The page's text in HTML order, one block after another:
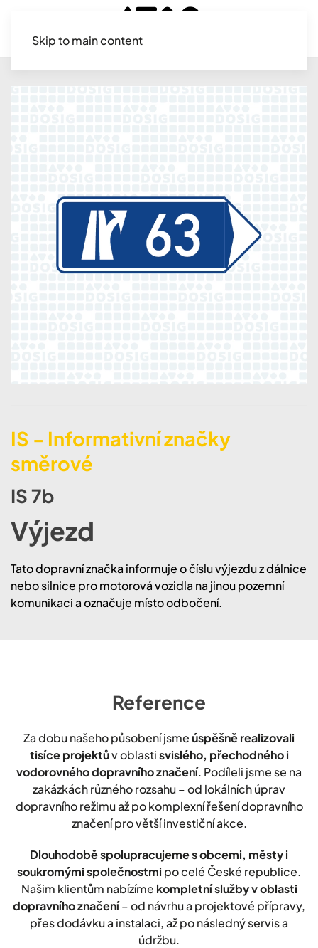
Skip to main content
IS - Informativní značky
směrové
IS 7b
Výjezd
Tato dopravní značka informuje o číslu výjezdu z dálnice
nebo silnice pro motorová vozidla na jinou pozemní
komunikaci a označuje místo odbočení.
Reference
Za dobu našeho působení jsmeúspěšně realizovali
tisíce projektův oblastisvislého, přechodného i
vodorovného dopravního značení. Podíleli jsme se na
zakázkách různého rozsahu – od lokálních úprav
dopravního režimu až po komplexní řešení dopravního
značení pro větší investiční akce.
Dlouhodobě spolupracujeme s obcemi, městy i
soukromými společnostmi po celé České republice.
Našim klientům nabízíme kompletní služby v oblasti
dopravního značení– od návrhu a projektové přípravy,
přes dodávku a instalaci, až po následný servis a
údržbu.